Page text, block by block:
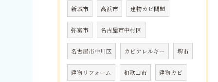
新城市 高浜市 建物カビ問題
弥富市 名古屋市中村区
名古屋市中川区 カビアレルギー 堺市
建物リフォーム 和歌山市 建物カビ